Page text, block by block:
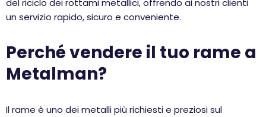
del riciclo dei rottami metallici, offrendo ai nostri clienti
un servizio rapido, sicuro e conveniente.
Perché vendere il tuo rame a
Metalman?
Il rame è uno dei metalli più richiesti e preziosi sul